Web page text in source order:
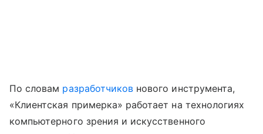
По словам разработчиков нового инструмента,
«Клиентская примерка» работает на технологиях
компьютерного зрения и искусственного